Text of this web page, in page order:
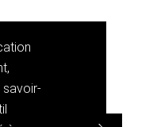
savoir-